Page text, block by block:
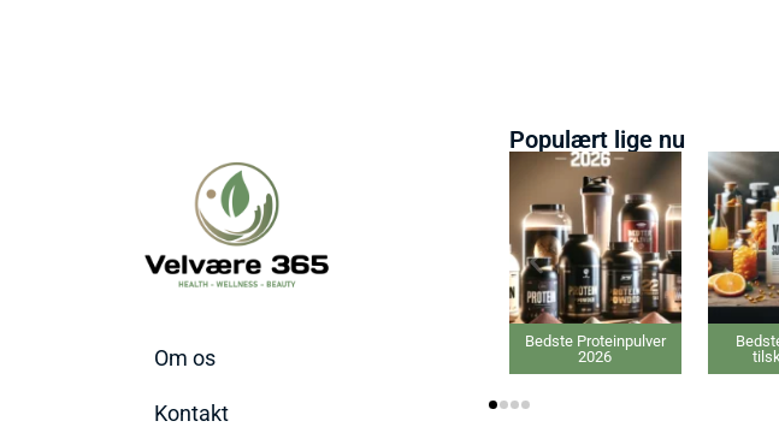
Om os
Kontakt
Populært lige nu
Bedste Proteinpulver
2026
Bedste
tilskud